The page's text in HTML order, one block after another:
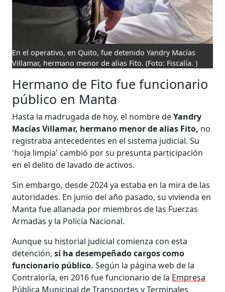
En el operativo, en Quito, fue detenido Yandry Macías
Villamar, hermano menor de alias Fito.(Foto: Fiscalía. )
Hermano de Fito fue funcionario
público en Manta
Hasta la madrugada de hoy, el nombre deYandry
Macías Villamar, hermano menor de alias Fito, no
registraba antecedentes en el sistema judicial. Su
'hoja limpia' cambió por su presunta participación
en el delito de lavado de activos.
Sin embargo, desde 2024 ya estaba en la mira de las
autoridades. En junio del año pasado, su vivienda en
Manta fue allanada por miembros de las Fuerzas
Armadas y la Policía Nacional.
Aunque su historial judicial comienza con esta
detención,sí ha desempeñado cargos como
funcionario público. Según la página web de la
Contraloría, en 2016 fue funcionario de la Empresa
Pública Municipal de Transportes y Terminales